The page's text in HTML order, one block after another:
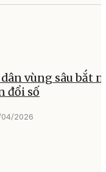
vùng sâu bắt
đổi số
04/2026